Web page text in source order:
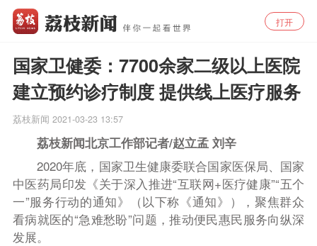
打开
国家卫健委：7700余家二级以上医院
建立预约诊疗制度 提供线上医疗服务
荔枝新闻 2021-03-23 13:57
荔枝新闻北京工作部记者/赵立孟 刘辛
2020年底，国家卫生健康委联合国家医保局、国家
中医药局印发《关于深入推进“互联网+医疗健康”“五个
一”服务行动的通知》（以下称《通知》），聚焦群众
看病就医的“急难愁盼”问题，推动便民惠民服务向纵深
发展。